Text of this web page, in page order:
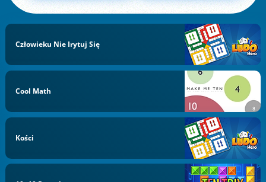
Człowieku Nie Irytuj Się
Cool Math
Kości